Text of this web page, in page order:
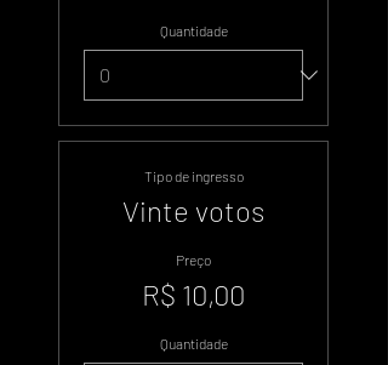
Quantidade
Tipo de ingresso
Vinte votos
Preço
R$ 10,00
Quantidade